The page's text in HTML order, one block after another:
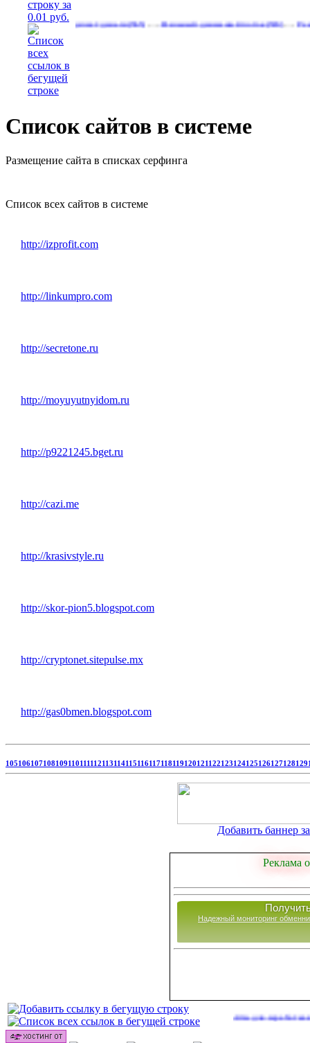
делает деньги(565)…Реальный денежный поток(593)…
Список сайтов в системе
Размещение сайта в списках серфинга
Список всех сайтов в системе
http://izprofit.com
http://linkumpro.com
http://secretone.ru
http://moyuyutnyidom.ru
http://p9221245.bget.ru
http://cazi.me
http://krasivstyle.ru
http://skor-pion5.blogspot.com
http://cryptonet.sitepulse.mx
http://gas0bmen.blogspot.com
105106107108109110111112113114115116117118119120121122123124125126127128129
Добавить баннер
Реклама
Надежный мониторинг
Сайты для заработка в 2026